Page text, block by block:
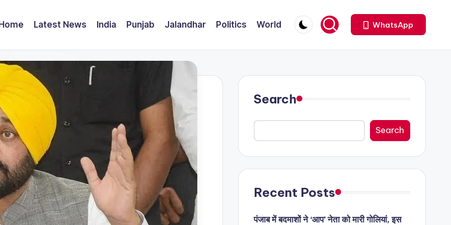
Latest News India Punjab Jalandhar Politics World WhatsApp
Search
Search
Recent Posts
पंजाब में बदमाशों ने ‘आप’ नेता को मारी गोलियां, इस